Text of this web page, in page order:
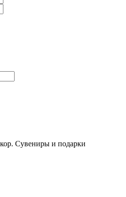
Сувениры и подарки